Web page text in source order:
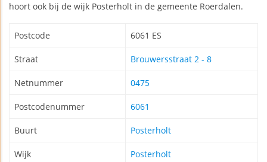
hoort ook bij de wijk Posterholt in de gemeente Roerdalen.
Postcode 6061 ES
Straat Brouwersstraat 2 - 8
Netnummer 0475
Postcodenummer 6061
Buurt Posterholt
Wijk Posterholt